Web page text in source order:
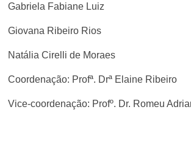
Gabriela Fabiane Luiz
Giovana Ribeiro Rios
Natália Cirelli de Moraes
Coordenação: Profª. Drª Elaine Ribeiro
Vice-coordenação: Profº. Dr. Romeu